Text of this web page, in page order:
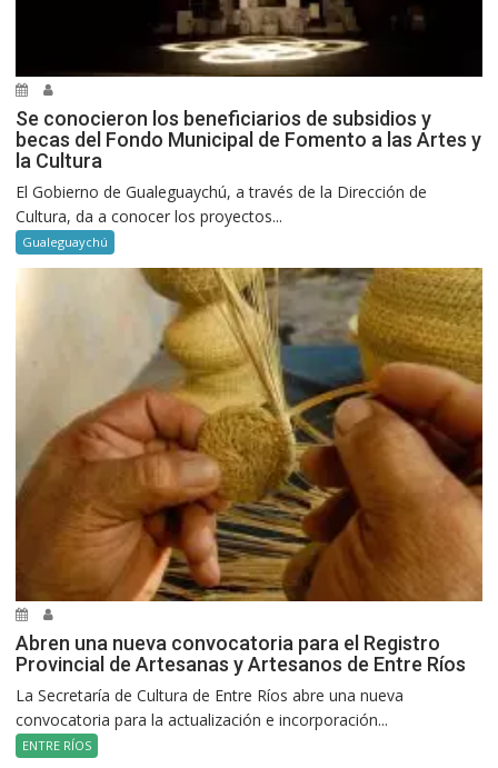
Se conocieron los beneficiarios de subsidios y
becas del Fondo Municipal de Fomento a las Artes y
la Cultura
El Gobierno de Gualeguaychú, a través de la Dirección de
Cultura, da a conocer los proyectos...
Gualeguaychú
Abren una nueva convocatoria para el Registro
Provincial de Artesanas y Artesanos de Entre Ríos
La Secretaría de Cultura de Entre Ríos abre una nueva
convocatoria para la actualización e incorporación...
ENTRE RÍOS